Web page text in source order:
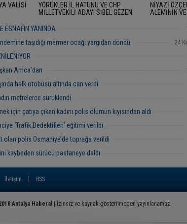
VALİSİ
YÖRÜKLER İL HATUNU VE CHP
MİLLETVEKİLİ ADAYI SİBEL GEZEN
"BAŞRAMIMIZ MÜBAREK OLSUN" DEDİ.
NİYAZİ
ALEMİNİN VE
ESNAFIN YANINDA
taşıdığı mermer ocağı yargıdan döndü 24
Amca’dan
halk otobüsü altında can verdi
metrelerce sürüklendi
için çatıya çıkan kadını polis ölümün kıyısından aldı
‘Trafik Dedektifleri’ eğitimi verildi
olan polis Osmaniye’de toprağa verildi
kaybeden sürücü pastaneye daldı
İletişim RSS
Antalya Haberal | İzinsiz ve kaynak gösterilmeden yayınlanamaz.